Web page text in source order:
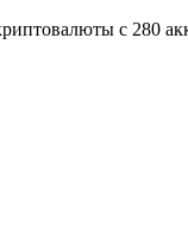
с 280